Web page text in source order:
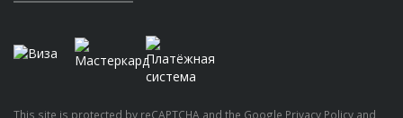
This site is protected by reCAPTCHA and the Google Privacy Policy and